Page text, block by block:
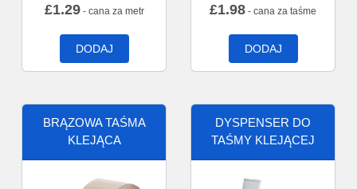
£1.29- cana za metr
DODAJ
£1.98 - cana za taśme
DODAJ
BRĄZOWA TAŚMA
KLEJĄCA
DYSPENSER DO
TAŚMY KLEJĄCEJ